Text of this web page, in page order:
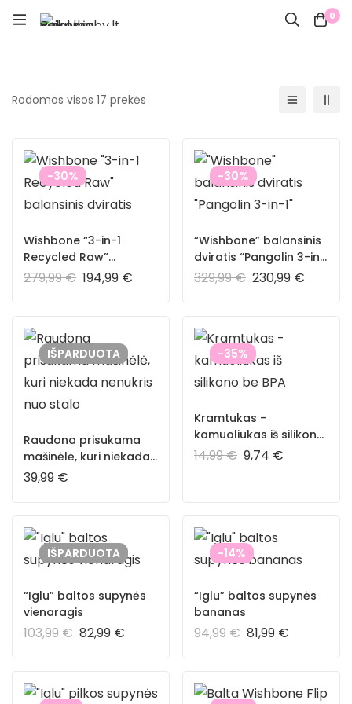
0
Rodomos visos 17 prekės
-30%
Wishbone “3-in-1
Recycled Raw”
balansinis dviratis
279,99€ 194,99 €
-30%
“Wishbone” balansinis
dviratis “Pangolin 3-in-
1”
329,99€ 230,99 €
IŠPARDUOTA
Raudona prisukama
mašinėlė, kuri niekada
nenukris nuo stalo
39,99 €
-35%
Kramtukas –
kamuoliukas iš silikono
be BPA
14,99€ 9,74 €
IŠPARDUOTA
“Iglu” baltos supynės
vienaragis
103,99€ 82,99 €
-14%
“Iglu” baltos supynės
bananas
94,99€ 81,99 €